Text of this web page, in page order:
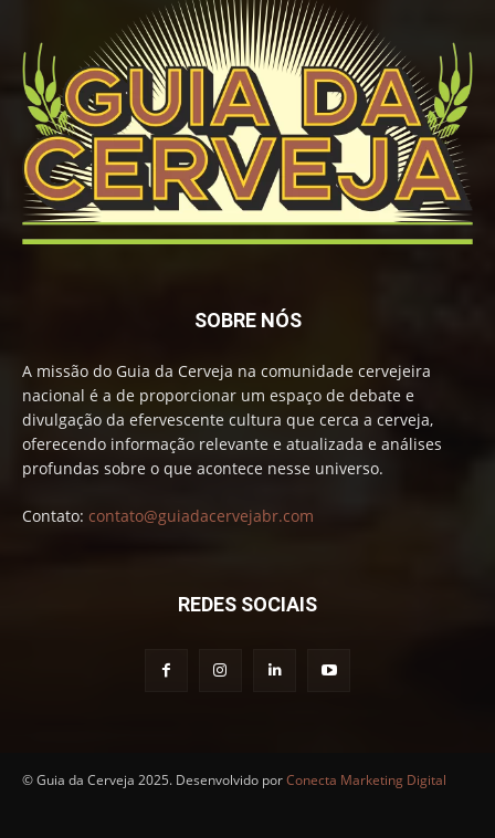
SOBRE NÓS
A missão do Guia da Cerveja na comunidade cervejeira
nacional é a de proporcionar um espaço de debate e
divulgação da efervescente cultura que cerca a cerveja,
oferecendo informação relevante e atualizada e análises
profundas sobre o que acontece nesse universo.
Contato: contato@guiadacervejabr.com
REDES SOCIAIS
© Guia da Cerveja 2025. Desenvolvido porConecta Marketing Digital